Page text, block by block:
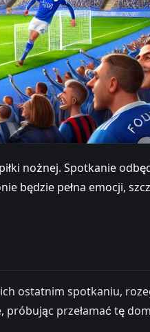
nożnej. Spotkanie
będzie pełna emocji,
ostatnim spotkaniu,
próbując przełamać tę